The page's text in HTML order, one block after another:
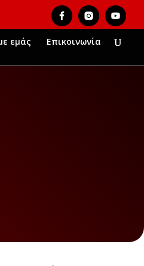
εμάς Επικοινωνία